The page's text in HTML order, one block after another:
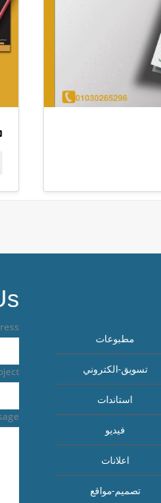
مطبوعات
تسويق-الكتروني
استاندات
فيديو
اعلانات
تصميم-مواقع